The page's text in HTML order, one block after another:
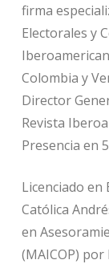
firma
Electorales y
Colombia y
Director
Revista
Presencia en
Licenciado en
Católica
en
(MAICOP)